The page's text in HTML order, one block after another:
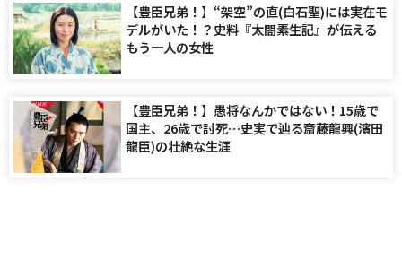
【豊臣兄弟！】“架空”の直(白石聖)には実在モ
デルがいた！？史料『太閤素生記』が伝える
もう一人の女性
【豊臣兄弟！】愚将なんかではない！15歳で
国主、26歳で討死…史実で辿る斎藤龍興(濱田
龍臣)の壮絶な生涯